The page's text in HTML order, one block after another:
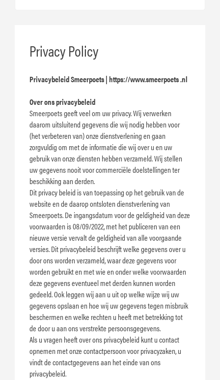
Privacy Policy
PrivacybeleidSmeerpoets |https://www.smeerpoets .nl
Over ons privacybeleid
Smeerpoets geeft veel om uw privacy. Wij verwerken
daarom uitsluitend gegevens die wij nodig hebben voor
(het verbeteren van) onze dienstverlening en gaan
zorgvuldig om met de informatie die wij over u en uw
gebruik van onze diensten hebben verzameld. Wij stellen
uw gegevens nooit voor commerciële doelstellingen ter
beschikking aan derden.
Dit privacy beleid is van toepassing op het gebruik van de
website en de daarop ontsloten dienstverlening van
Smeerpoets. De ingangsdatum voor de geldigheid van deze
voorwaarden is 08/09/2022, met het publiceren van een
nieuwe versie vervalt de geldigheid van alle voorgaande
versies. Dit privacybeleid beschrijft welke gegevens over u
door ons worden verzameld, waar deze gegevens voor
worden gebruikt en met wie en onder welke voorwaarden
deze gegevens eventueel met derden kunnen worden
gedeeld. Ook leggen wij aan u uit op welke wijze wij uw
gegevens opslaan en hoe wij uw gegevens tegen misbruik
beschermen en welke rechten u heeft met betrekking tot
de door u aan ons verstrekte persoonsgegevens.
Als u vragen heeft over ons privacybeleid kunt u contact
opnemen met onze contactpersoon voor privacyzaken, u
vindt de contactgegevens aan het einde van ons
privacybeleid.